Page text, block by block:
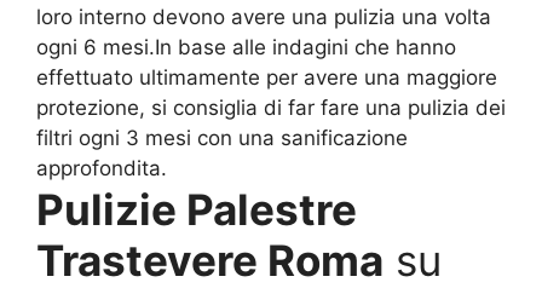
loro interno devono avere una pulizia una volta
ogni 6 mesi.In base alle indagini che hanno
effettuato ultimamente per avere una maggiore
protezione, si consiglia di far fare una pulizia dei
filtri ogni 3 mesi con una sanificazione
approfondita.
Pulizie Palestre
Trastevere Roma su